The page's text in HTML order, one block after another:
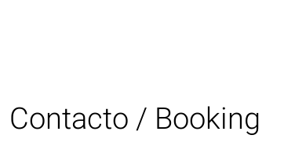
Contacto / Booking